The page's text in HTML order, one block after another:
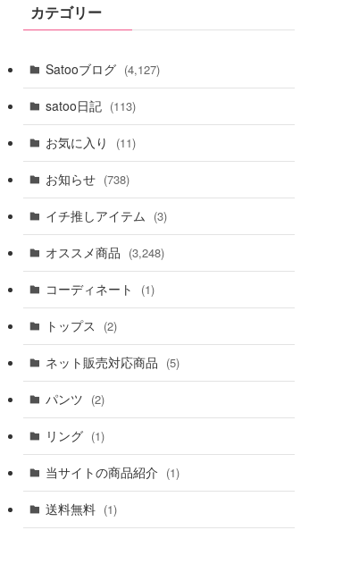
ブカテゴリー
Satooブログ (4,127)
satoo日記 (113)
お気に入り (11)
お知らせ (738)
イチ推しアイテム (3)
オススメ商品 (3,248)
コーディネート (1)
トップス (2)
ネット販売対応商品 (5)
パンツ (2)
リング (1)
当サイトの商品紹介 (1)
送料無料 (1)